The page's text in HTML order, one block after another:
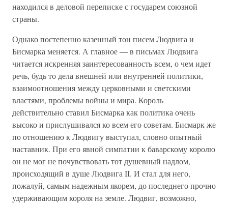
находился в деловой переписке с государем союзной
страны.
Однако постепенно казенный тон писем Людвига и
Бисмарка меняется. А главное — в письмах Людвига
читается искренняя заинтересованность всем, о чем идет
речь, будь то дела внешней или внутренней политики,
взаимоотношения между церковными и светскими
властями, проблемы войны и мира. Король
действительно ставил Бисмарка как политика очень
высоко и прислушивался ко всем его советам. Бисмарк же
по отношению к Людвигу выступал, словно опытный
наставник. При его явной симпатии к баварскому королю
он не мог не почувствовать тот душевный надлом,
происходящий в душе Людвига II. И стал для него,
пожалуй, самым надежным якорем, до последнего прочно
удерживающим короля на земле. Людвиг, возможно,